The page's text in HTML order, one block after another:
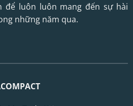
để luôn luôn mang đến sự hài
những năm qua.